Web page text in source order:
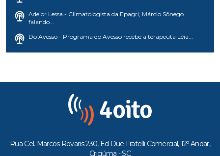
Adelor Lessa - Climatologista da Epagri, Márcio Sônego
falando...
Do Avesso - Programa do Avesso recebe a terapeuta Léia...
Rua Cel. Marcos Rovaris 230, Ed Due Fratelli Comercial, 12º Andar,
Criciúma - SC